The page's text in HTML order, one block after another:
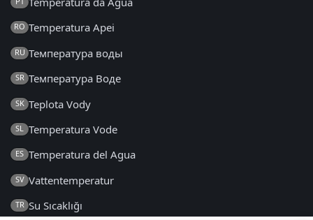
RO Temperatura Apei
RU Температура воды
SR Температура Воде
SK Teplota Vody
SL Temperatura Vode
ES Temperatura del Agua
SV Vattentemperatur
TR Su Sıcaklığı